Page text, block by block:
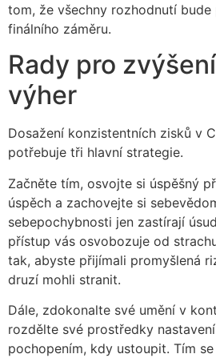
tom, že všechny rozhodnutí
finálního záměru.
Rady pro
výher
Dosažení konzistentních zisků v
potřebuje tři hlavní strategie.
Začněte tím, osvojte si úspěšný
úspěch a zachovejte si
sebepochybnosti jen zastírají
přístup vás osvobozuje od
tak, abyste přijímali promyšlená
druzí mohli stranit.
Dále, zdokonalte své umění v
rozdělte své prostředky
pochopením, kdy ustoupit. Tím